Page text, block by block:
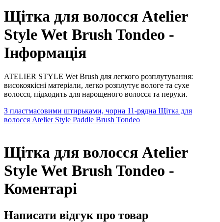
Щітка для волосся Atelier
Style Wet Brush Tondeo -
Інформація
ATELIER STYLE Wet Brush для легкого розплутування:
високоякісні матеріали, легко розплутує вологе та сухе
волосся, підходить для нарощеного волосся та перуки.
З пластмасовими штирьками, чорна 11-рядна Щітка для
волосся Atelier Style Paddle Brush Tondeo
Щітка для волосся Atelier
Style Wet Brush Tondeo -
Коментарі
Написати відгук про товар